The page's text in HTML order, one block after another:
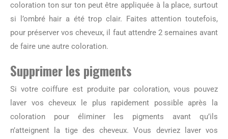
coloration ton sur ton peut être appliquée à la place, surtout
si l’ombré hair a été trop clair. Faites attention toutefois,
pour préserver vos cheveux, il faut attendre 2 semaines avant
de faire une autre coloration.
Supprimer les pigments
Si votre coiffure est produite par coloration, vous pouvez
laver vos cheveux le plus rapidement possible après la
coloration pour éliminer les pigments avant qu’ils
n’atteignent la tige des cheveux. Vous devriez laver vos